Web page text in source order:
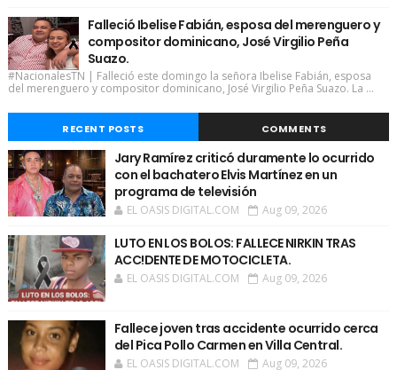
Falleció Ibelise Fabián, esposa del merenguero y
compositor dominicano, José Virgilio Peña
Suazo.
#NacionalesTN | Falleció este domingo la señora Ibelise Fabián, esposa
del merenguero y compositor dominicano, José Virgilio Peña Suazo. La ...
RECENT POSTS COMMENTS
Jary Ramírez criticó duramente lo ocurrido
con el bachatero Elvis Martínez en un
programa de televisión
EL OASIS DIGITAL.COM Aug 09, 2026
LUTO EN LOS BOLOS: FALLECE NIRKIN TRAS
ACC!DENTE DE MOTOCICLETA.
EL OASIS DIGITAL.COM Aug 09, 2026
Fallece joven tras accidente ocurrido cerca
del Pica Pollo Carmen en Villa Central.
EL OASIS DIGITAL.COM Aug 09, 2026